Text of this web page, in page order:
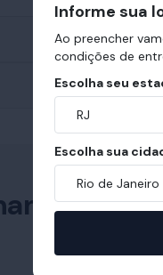
com
Informe sua
Ao preencher
condições de
Escolha seu
RJ
Escolha sua
Rio de Janeiro